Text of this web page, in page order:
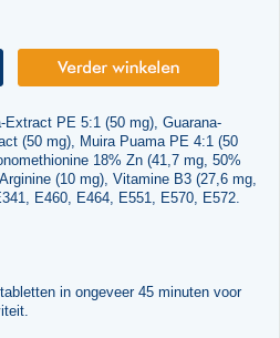
Extract PE 5:1 (50 mg), Guarana-
(50 mg), Muira Puama PE 4:1 (50
18% Zn (41,7 mg, 50%
(10 mg), Vitamine B3 (27,6 mg,
E460, E464, E551, E570, E572.
in ongeveer 45 minuten voor